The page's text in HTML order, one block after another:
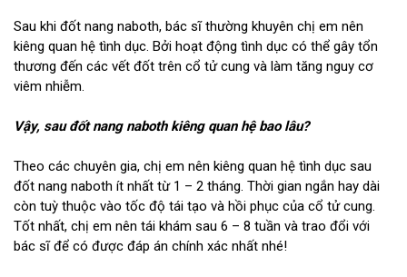
Sau khi đốt nang naboth, bác sĩ thường khuyên chị em nên
kiêng quan hệ tình dục. Bởi hoạt động tình dục có thể gây tổn
thương đến các vết đốt trên cổ tử cung và làm tăng nguy cơ
viêm nhiễm.
Vậy, sau đốt nang naboth kiêng quan hệ bao lâu?
Theo các chuyên gia, chị em nên kiêng quan hệ tình dục sau
đốt nang naboth ít nhất từ 1 – 2 tháng. Thời gian ngắn hay dài
còn tuỳ thuộc vào tốc độ tái tạo và hồi phục của cổ tử cung.
Tốt nhất, chị em nên tái khám sau 6 – 8 tuần và trao đổi với
bác sĩ để có được đáp án chính xác nhất nhé!